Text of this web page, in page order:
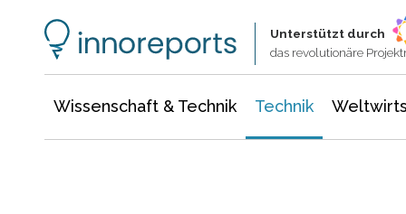
Unterstützt durch
das revolutionäre
Wissenschaft & Technik Technik